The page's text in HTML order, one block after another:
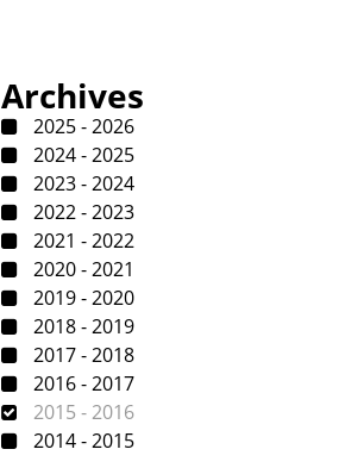
Archives
2025 - 2026
2024 - 2025
2023 - 2024
2022 - 2023
2021 - 2022
2020 - 2021
2019 - 2020
2018 - 2019
2017 - 2018
2016 - 2017
2015 - 2016
2014 - 2015